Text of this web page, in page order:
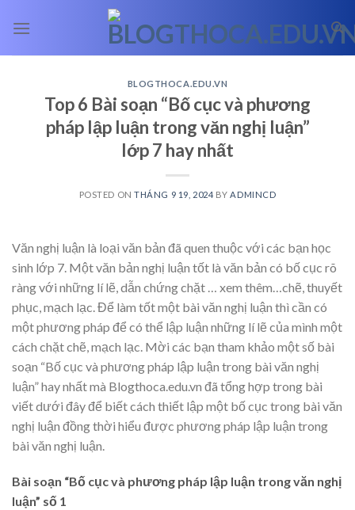
BLOGTHOCA.EDU.VN
Top 6 Bài soạn “Bố cục và phương
pháp lập luận trong văn nghị luận”
lớp 7 hay nhất
POSTED ONTHÁNG 9 19, 2024 BY ADMINCD
Văn nghị luận là loại văn bản đã quen thuộc với các bạn học
sinh lớp 7. Một văn bản nghị luận tốt là văn bản có bố cục rõ
ràng với những lí lẽ, dẫn chứng chặt
… xem thêm… chẽ, thuyết
phục, mạch lạc. Để làm tốt một bài văn nghị luận thì cần có
một phương pháp để có thể lập luận những lí lẽ của mình một
cách chặt chẽ, mạch lạc. Mời các bạn tham khảo một số bài
soạn “Bố cục và phương pháp lập luận trong bài văn nghị
luận” hay nhất mà Blogthoca.edu.vn đã tổng hợp trong bài
viết dưới đây để biết cách thiết lập một bố cục trong bài văn
nghị luận đồng thời hiểu được phương pháp lập luận trong
bài văn nghị luận.
Bài soạn “Bố cục và phương pháp lập luận trong văn nghị
luận” số 1